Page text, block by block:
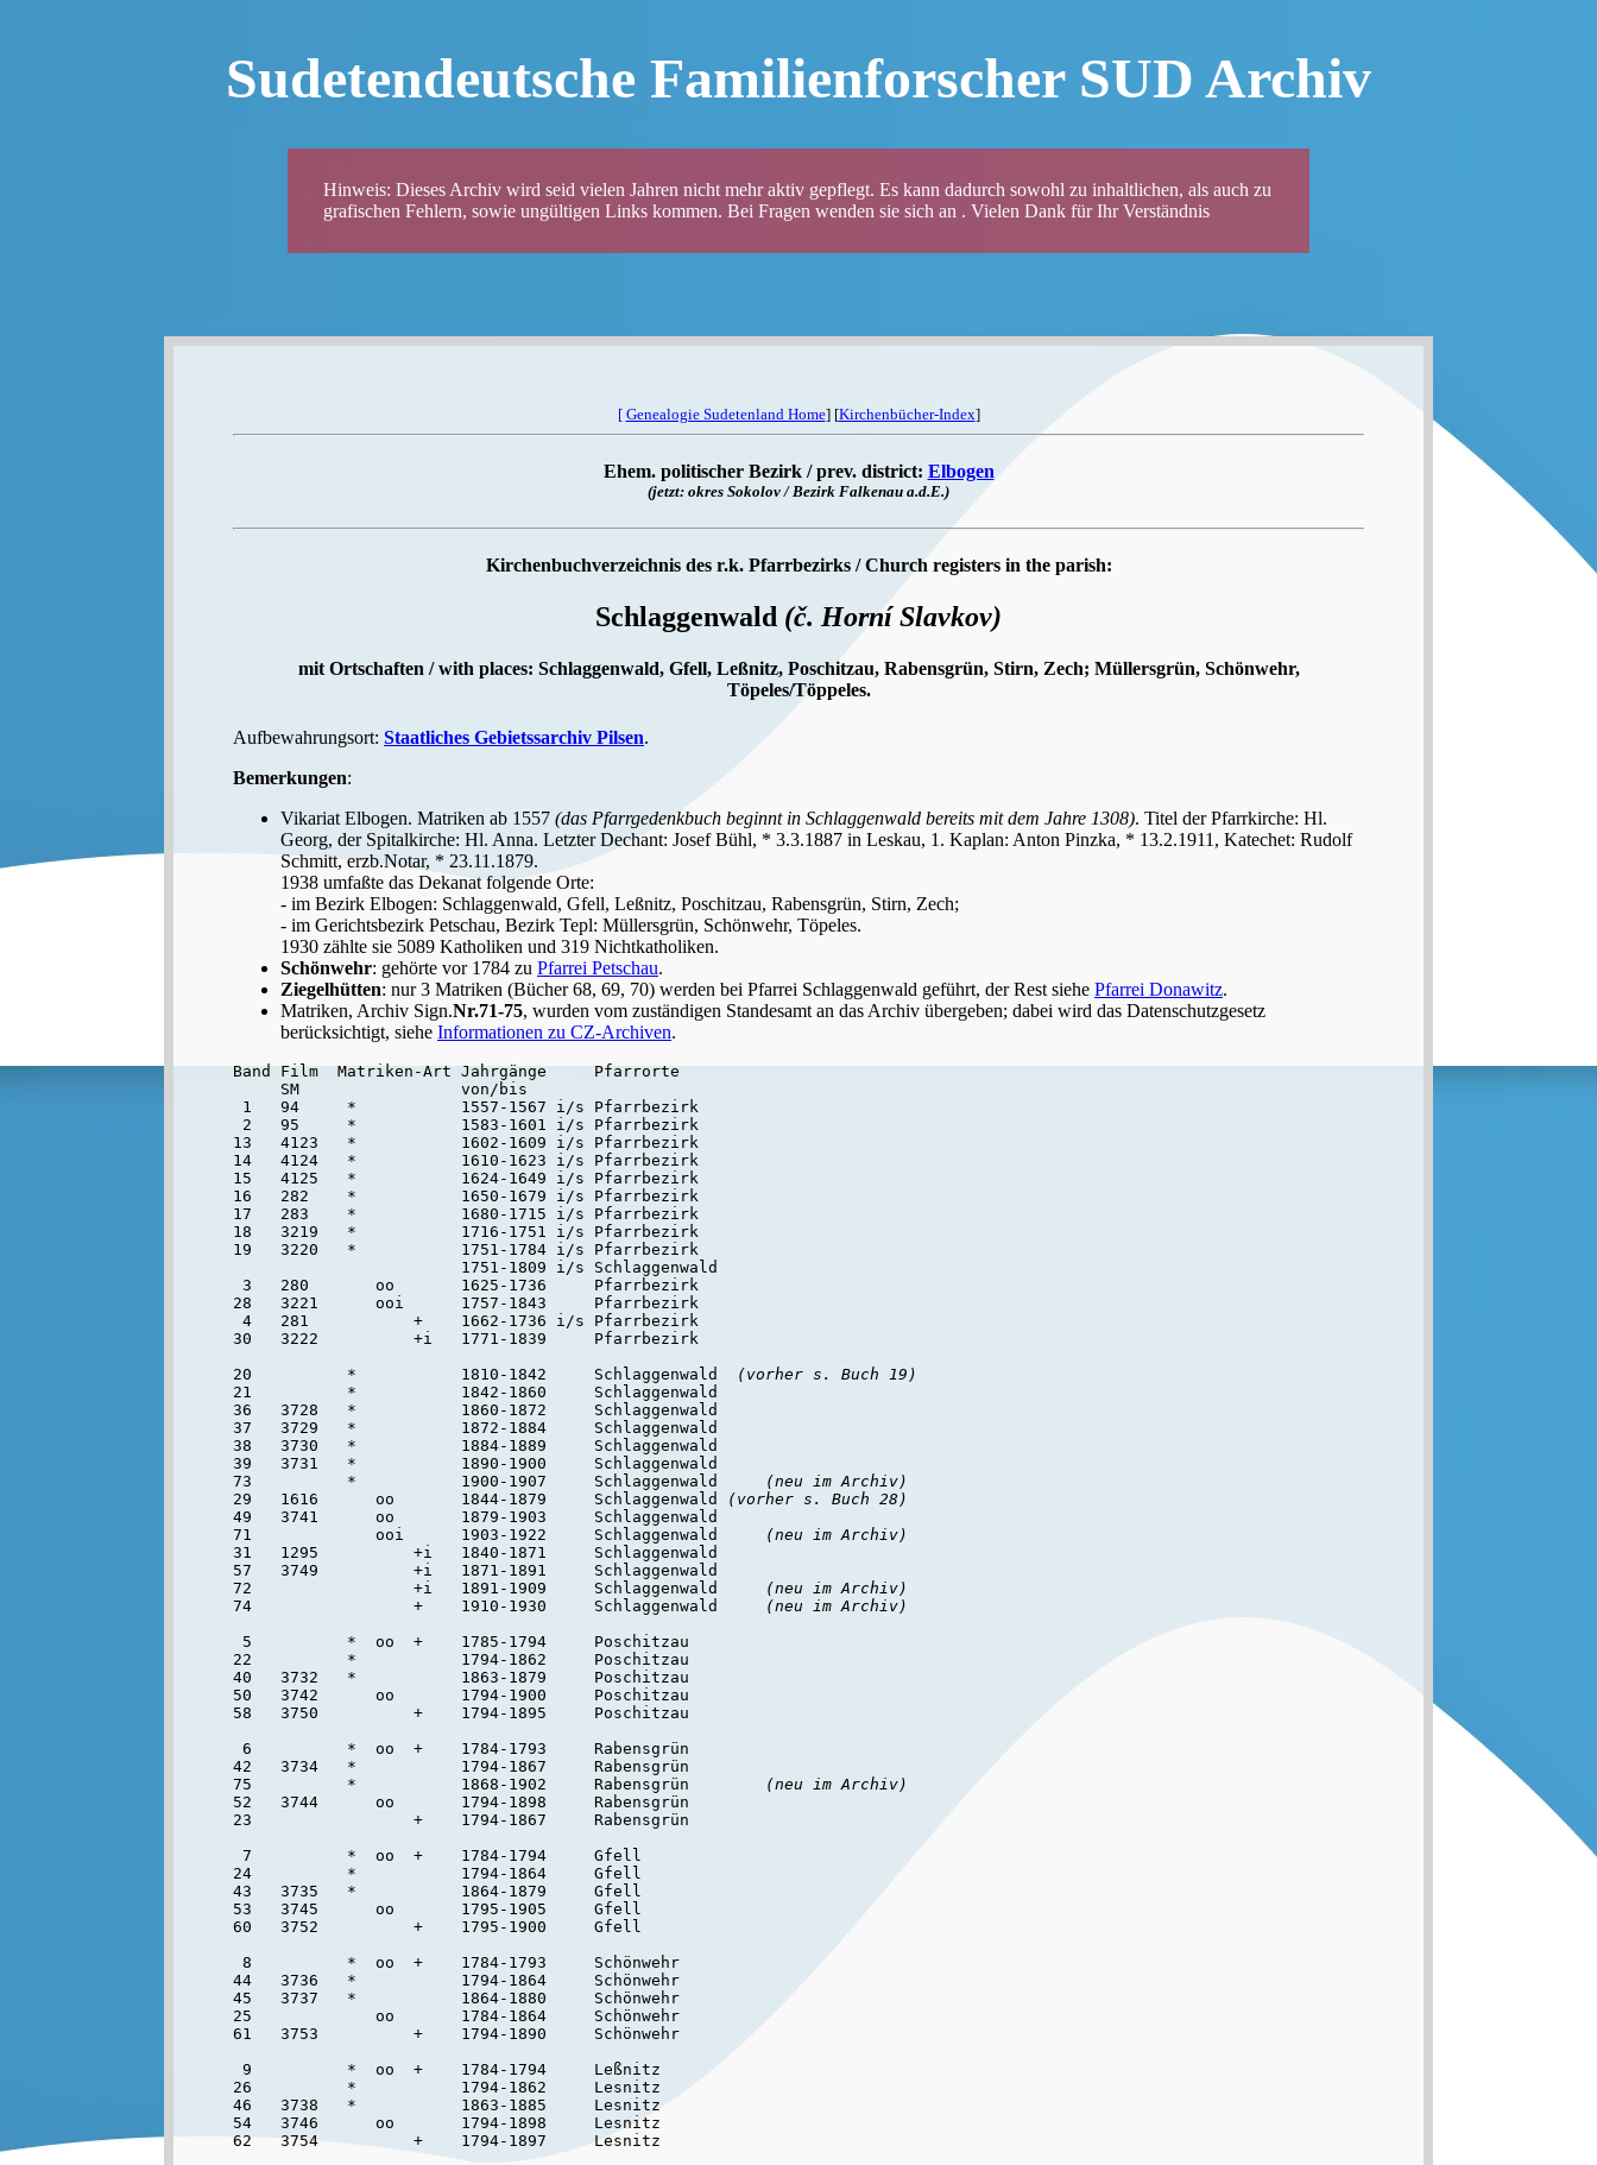
Sudetendeutsche Familienforscher SUD Archiv
Hinweis: Dieses Archiv wird seid vielen Jahren nicht mehr aktiv gepflegt. Es kann dadurch sowohl zu inhaltlichen, als auch zu
grafischen Fehlern, sowie ungültigen Links kommen. Bei Fragen wenden sie sich an . Vielen Dank für Ihr Verständnis
[ Genealogie Sudetenland Home] [Kirchenbücher-Index]
Ehem. politischer Bezirk / prev. district: Elbogen
(jetzt: okres Sokolov / Bezirk Falkenau a.d.E.)
Kirchenbuchverzeichnis des r.k. Pfarrbezirks / Church registers in the parish:
Schlaggenwald (č. Horní Slavkov)
mit Ortschaften / with places: Schlaggenwald, Gfell, Leßnitz, Poschitzau, Rabensgrün, Stirn, Zech; Müllersgrün, Schönwehr,
Töpeles/Töppeles.
Aufbewahrungsort: Staatliches Gebietssarchiv Pilsen.
Bemerkungen:
Vikariat Elbogen. Matriken ab 1557 (das Pfarrgedenkbuch beginnt in Schlaggenwald bereits mit dem Jahre 1308). Titel der Pfarrkirche: Hl.
Georg, der Spitalkirche: Hl. Anna. Letzter Dechant: Josef Bühl, * 3.3.1887 in Leskau, 1. Kaplan: Anton Pinzka, * 13.2.1911, Katechet: Rudolf
Schmitt, erzb.Notar, * 23.11.1879.
1938 umfaßte das Dekanat folgende Orte:
- im Bezirk Elbogen: Schlaggenwald, Gfell, Leßnitz, Poschitzau, Rabensgrün, Stirn, Zech;
- im Gerichtsbezirk Petschau, Bezirk Tepl: Müllersgrün, Schönwehr, Töpeles.
1930 zählte sie 5089 Katholiken und 319 Nichtkatholiken.
Schönwehr: gehörte vor 1784 zu Pfarrei Petschau.
Ziegelhütten: nur 3 Matriken (Bücher 68, 69, 70) werden bei Pfarrei Schlaggenwald geführt, der Rest siehe Pfarrei Donawitz.
Matriken, Archiv Sign.Nr.71-75, wurden vom zuständigen Standesamt an das Archiv übergeben; dabei wird das Datenschutzgesetz
berücksichtigt, siehe Informationen zu CZ-Archiven.
Band Film  Matriken-Art Jahrgänge     Pfarrorte
     SM                 von/bis
1   94     *           1557-1567 i/s Pfarrbezirk
2   95     *           1583-1601 i/s Pfarrbezirk
13   4123   *           1602-1609 i/s Pfarrbezirk
14   4124   *           1610-1623 i/s Pfarrbezirk
15   4125   *           1624-1649 i/s Pfarrbezirk
16   282    *           1650-1679 i/s Pfarrbezirk
17   283    *           1680-1715 i/s Pfarrbezirk
18   3219   *           1716-1751 i/s Pfarrbezirk
19   3220   *           1751-1784 i/s Pfarrbezirk
                        1751-1809 i/s Schlaggenwald
3   280       oo       1625-1736     Pfarrbezirk
28   3221      ooi      1757-1843     Pfarrbezirk
4   281           +    1662-1736 i/s Pfarrbezirk
30   3222          +i   1771-1839     Pfarrbezirk
20          *           1810-1842     Schlaggenwald
(vorher s. Buch 19)
21          *           1842-1860     Schlaggenwald
36   3728   *           1860-1872     Schlaggenwald
37   3729   *           1872-1884     Schlaggenwald
38   3730   *           1884-1889     Schlaggenwald
39   3731   *           1890-1900     Schlaggenwald
73          *           1900-1907     Schlaggenwald
(neu im Archiv)
29   1616      oo       1844-1879     Schlaggenwald
(vorher s. Buch 28)
49   3741      oo       1879-1903     Schlaggenwald
71             ooi      1903-1922     Schlaggenwald
(neu im Archiv)
31   1295          +i   1840-1871     Schlaggenwald
57   3749          +i   1871-1891     Schlaggenwald
72                 +i   1891-1909     Schlaggenwald
(neu im Archiv)
74                 +    1910-1930     Schlaggenwald
(neu im Archiv)
5          *  oo  +    1785-1794     Poschitzau
22          *           1794-1862     Poschitzau
40   3732   *           1863-1879     Poschitzau
50   3742      oo       1794-1900     Poschitzau
58   3750          +    1794-1895     Poschitzau
6          *  oo  +    1784-1793     Rabensgrün
42   3734   *           1794-1867     Rabensgrün
75          *           1868-1902     Rabensgrün
(neu im Archiv)
52   3744      oo       1794-1898     Rabensgrün
23                 +    1794-1867     Rabensgrün
7          *  oo  +    1784-1794     Gfell
24          *           1794-1864     Gfell
43   3735   *           1864-1879     Gfell
53   3745      oo       1795-1905     Gfell
60   3752          +    1795-1900     Gfell
8          *  oo  +    1784-1793     Schönwehr
44   3736   *           1794-1864     Schönwehr
45   3737   *           1864-1880     Schönwehr
25             oo       1784-1864     Schönwehr
61   3753          +    1794-1890     Schönwehr
9          *  oo  +    1784-1794     Leßnitz
26          *           1794-1862     Lesnitz
46   3738   *           1863-1885     Lesnitz
54   3746      oo       1794-1898     Lesnitz
62   3754          +    1794-1897     Lesnitz